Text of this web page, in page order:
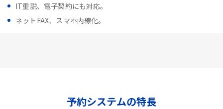
IT重説、電子契約にも対応。
ネットFAX、スマホ内線化。
予約システムの特長